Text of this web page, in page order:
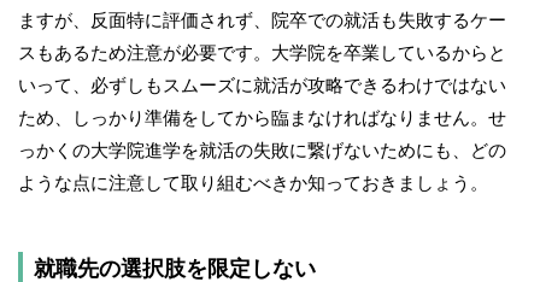
ますが、反面特に評価されず、院卒での就活も失敗するケー
スもあるため注意が必要です。大学院を卒業しているからと
いって、必ずしもスムーズに就活が攻略できるわけではない
ため、しっかり準備をしてから臨まなければなりません。せ
っかくの大学院進学を就活の失敗に繋げないためにも、どの
ような点に注意して取り組むべきか知っておきましょう。
就職先の選択肢を限定しない